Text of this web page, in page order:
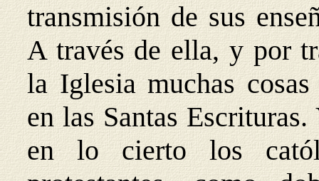
transmisión de sus
A través de ella, y por
la Iglesia muchas
en las Santas
en lo cierto los